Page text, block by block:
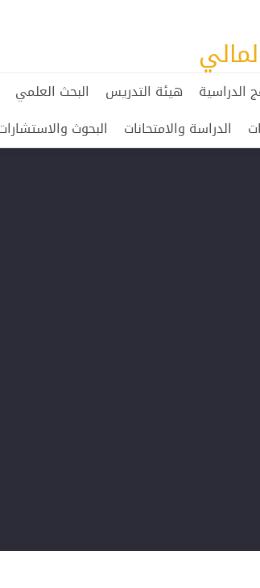
الدراسية هيئة التدريس البحث العلمي
الدراسة والامتحانات البحوث